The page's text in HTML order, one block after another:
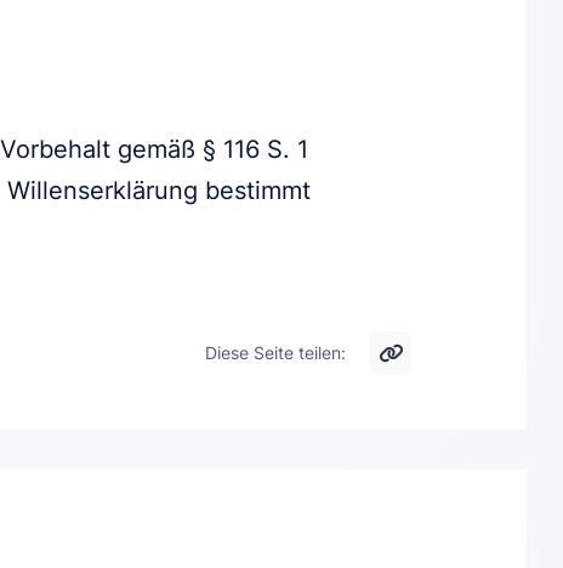
gemäß § 116 S. 1
bestimmt
Diese Seite teilen: